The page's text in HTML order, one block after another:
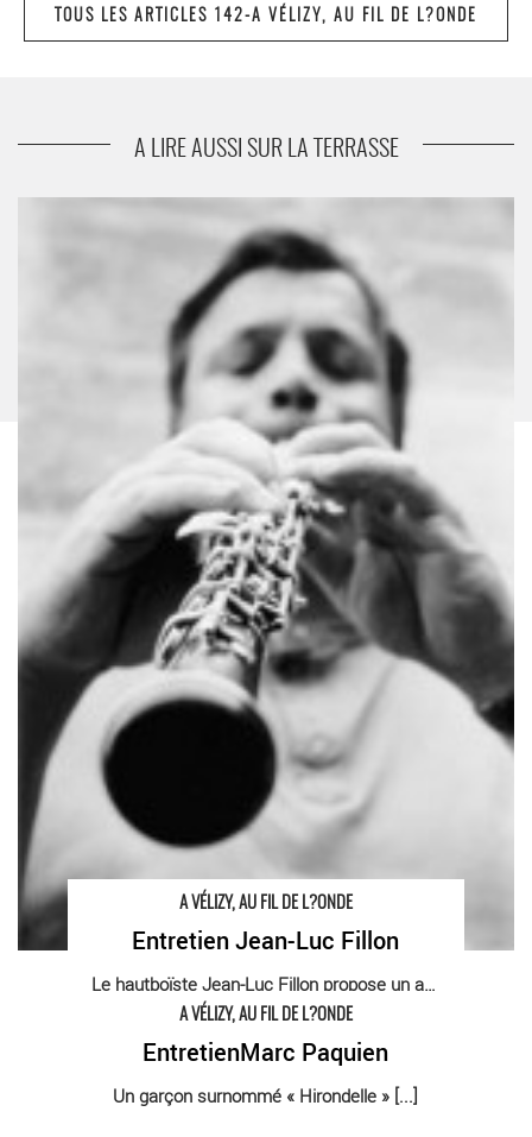
La Fourmilière
TOUS LES ARTICLES 142-A VÉLIZY, AU FIL DE L?ONDE
A LIRE AUSSI SUR LA TERRASSE
A VÉLIZY, AU FIL DE L?ONDE
Entretien Jean-Luc Fillon
Le hautboïste Jean-Luc Fillon propose un art [...]
A VÉLIZY, AU FIL DE L?ONDE
EntretienMarc Paquien
Un garçon surnommé « Hirondelle » [...]